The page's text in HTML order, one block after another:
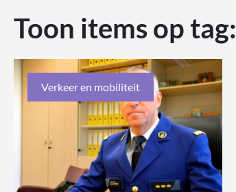
Toon items op tag:
Verkeer en mobiliteit